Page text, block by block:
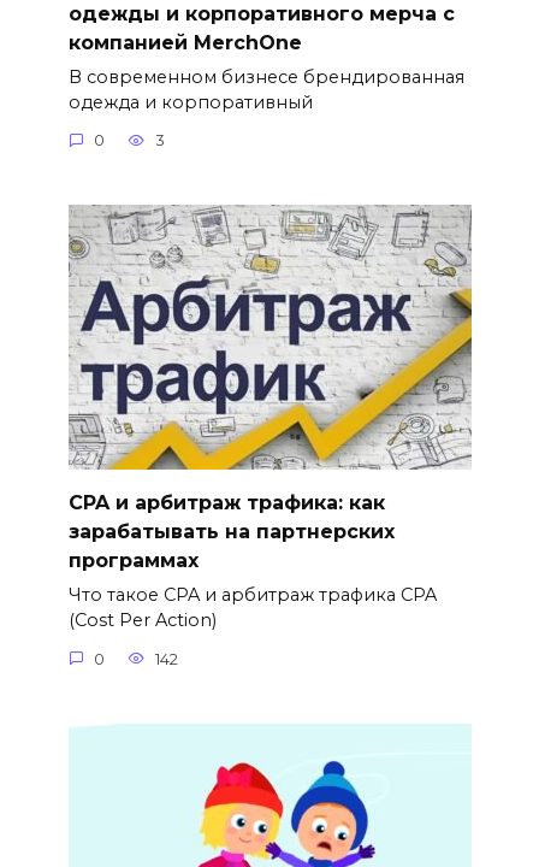
одежды и корпоративного мерча с
компанией MerchOne
В современном бизнесе брендированная
одежда и корпоративный
0 3
CPA и арбитраж трафика: как
зарабатывать на партнерских
программах
Что такое CPA и арбитраж трафика CPA
(Cost Per Action)
0 142